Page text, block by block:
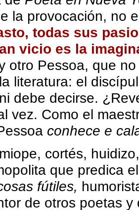
la provocación, no
todas sus
vicio es la
otro Pessoa, que
literatura: el
debe decirse.
vez. Como el
conhece e
cortés,
que predica
fútiles,
de otros poetas